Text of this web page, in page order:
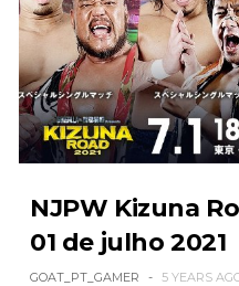
WWE: Brock Lesnar
SummerSlam
SCSA867 -Aug 05 2026
destrói Royce Keys
gestos tensos com
Unknown-Aug 05 2026
NJPW Kizuna
01 de julho 2021
GOAT_PT_GAMER 5 YEARS